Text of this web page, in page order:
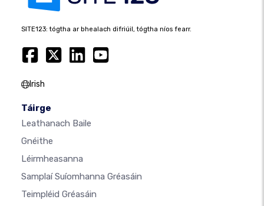
SITE123: tógtha ar bhealach difriúil, tógtha níos fearr.
Irish
Táirge
Leathanach Baile
Gnéithe
Léirmheasanna
Samplaí Suíomhanna Gréasáin
Teimpléid Gréasáin